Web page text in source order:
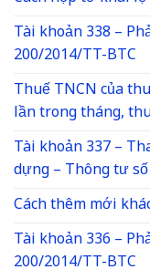
Tài khoản 338 –
200/2014/TT-BTC
Thuế TNCN của
lần trong tháng,
Tài khoản 337 –
dựng – Thông tư
Cách thêm mới
Tài khoản 336 –
200/2014/TT-BTC